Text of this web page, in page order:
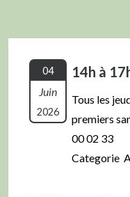
04
Juin
2026
14h à
Tous les
premiers
00 02 33
Categorie